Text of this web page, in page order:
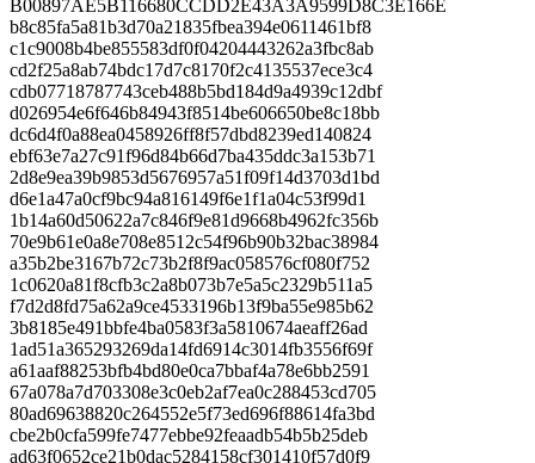
B00897AE5B116680CCDD2E43A3A9599D8C3E166E
b8c85fa5a81b3d70a21835fbea394e0611461bf8
c1c9008b4be855583df0f04204443262a3fbc8ab
cd2f25a8ab74bdc17d7c8170f2c4135537ece3c4
cdb07718787743ceb488b5bd184d9a4939c12dbf
d026954e6f646b84943f8514be606650be8c18bb
dc6d4f0a88ea0458926ff8f57dbd8239ed140824
ebf63e7a27c91f96d84b66d7ba435ddc3a153b71
2d8e9ea39b9853d5676957a51f09f14d3703d1bd
d6e1a47a0cf9bc94a816149f6e1f1a04c53f99d1
1b14a60d50622a7c846f9e81d9668b4962fc356b
70e9b61e0a8e708e8512c54f96b90b32bac38984
a35b2be3167b72c73b2f8f9ac058576cf080f752
1c0620a81f8cfb3c2a8b073b7e5a5c2329b511a5
f7d2d8fd75a62a9ce4533196b13f9ba55e985b62
3b8185e491bbfe4ba0583f3a5810674aeaff26ad
1ad51a365293269da14fd6914c3014fb3556f69f
a61aaf88253bfb4bd80e0ca7bbaf4a78e6bb2591
67a078a7d703308e3c0eb2af7ea0c288453cd705
80ad69638820c264552e5f73ed696f88614fa3bd
cbe2b0cfa599fe7477ebbe92feaadb54b5b25deb
ad63f0652ce21b0dac5284158cf301410f57d0f9